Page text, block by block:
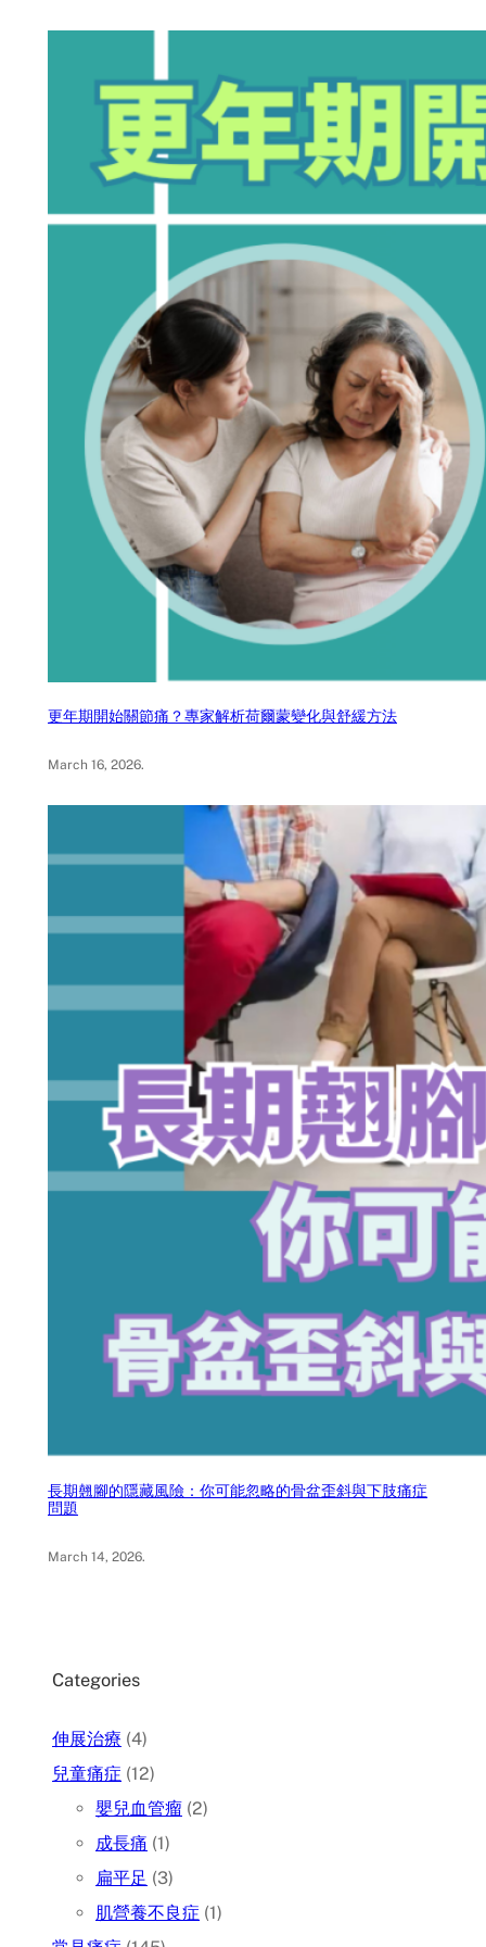
更年期開始關節痛？專家解析荷爾蒙變化與舒緩方法
March 16, 2026.
長期翹腳的隱藏風險：你可能忽略的骨盆歪斜與下肢痛症
問題
March 14, 2026.
Categories
伸展治療 (4)
兒童痛症 (12)
嬰兒血管瘤 (2)
成長痛 (1)
扁平足 (3)
肌營養不良症 (1)